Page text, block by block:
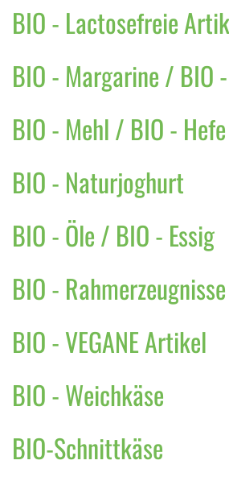
BIO - Lactosefreie
BIO - Margarine / BIO
BIO - Mehl / BIO - Hefe
BIO - Naturjoghurt
BIO - Öle / BIO - Essig
BIO - Rahmerzeugnisse
BIO - VEGANE Artikel
BIO - Weichkäse
BIO-Schnittkäse